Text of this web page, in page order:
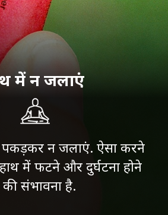
पकड़कर न जलाएं. ऐसा करने
में फटने और दुर्घटना होने
की संभावना है.
में न जलाएं